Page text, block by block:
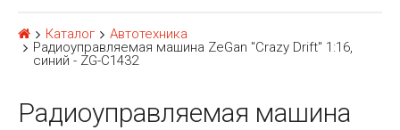
Каталог
Автотехника
Радиоуправляемая машина ZeGan "Сrazy Drift" 1:16,
синий - ZG-C1432
Радиоуправляемая машина